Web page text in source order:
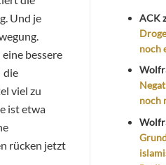
Und je
bessere
die
viel zu
ist etwa
rücken jetzt
ACK
noch
noch